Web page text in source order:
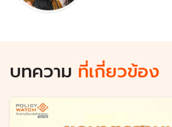
บทความ ที่เกี่ยวข้อง